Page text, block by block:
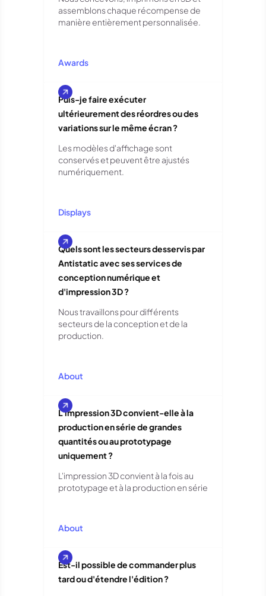
assemblons chaque récompense de
manière entièrement personnalisée.
Awards
Puis-je faire exécuter
ultérieurement des réordres ou des
variations sur le même écran ?
Les modèles d'affichage sont
conservés et peuvent être ajustés
numériquement.
Displays
Quels sont les secteurs desservis par
Antistatic avec ses services de
conception numérique et
d'impression 3D ?
Nous travaillons pour différents
secteurs de la conception et de la
production.
About
L'impression 3D convient-elle à la
production en série de grandes
quantités ou au prototypage
uniquement ?
L'impression 3D convient à la fois au
prototypage et à la production en série
About
Est-il possible de commander plus
tard ou d'étendre l'édition ?